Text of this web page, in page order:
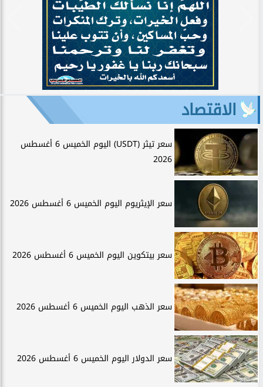
الاقتصاد
سعر تيثر (USDT) اليوم الخميس 6 أغسطس
2026
سعر الإيثريوم اليوم الخميس 6 أغسطس 2026
سعر بيتكوين اليوم الخميس 6 أغسطس 2026
سعر الذهب اليوم الخميس 6 أغسطس 2026
سعر الدولار اليوم الخميس 6 أغسطس 2026